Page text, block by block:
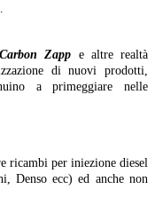
Carbon Zapp e altre realtà
di nuovi prodotti,
a primeggiare nelle
ricambi per iniezione diesel
Denso ecc) ed anche non